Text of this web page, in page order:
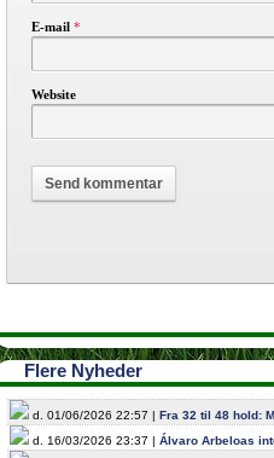
E-mail *
Website
Flere Nyheder
d. 01/06/2026 22:57 | Fra 32 til 48 hold:
d. 16/03/2026 23:37 | Álvaro Arbeloas